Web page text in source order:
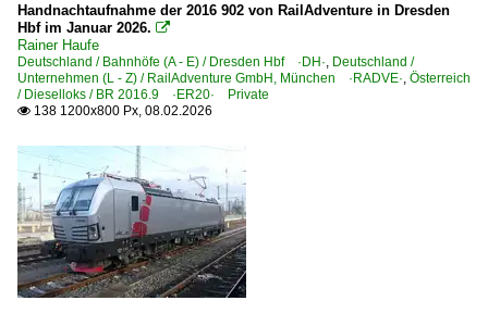
Handnachtaufnahme der 2016 902 von RailAdventure in Dresden
Hbf im Januar 2026. 
Rainer Haufe
Deutschland / Bahnhöfe (A - E) / Dresden Hbf ·DH·, Deutschland /
Unternehmen (L - Z) / RailAdventure GmbH, München ·RADVE·, Österreich
/ Dieselloks / BR 2016.9 ·ER20· Private
 138 1200x800 Px, 08.02.2026